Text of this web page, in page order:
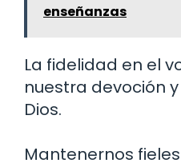
enseñanzas
La fidelidad en el
nuestra devoción
Dios.
Mantenernos